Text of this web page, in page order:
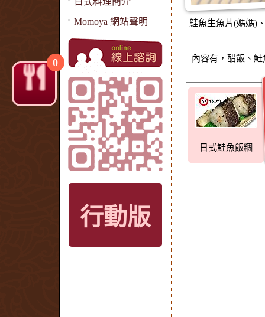
Momoya 網站聲明
行動版
鮭魚生魚片(媽媽)
內容有，醋飯、
日式鮭魚飯糰
0